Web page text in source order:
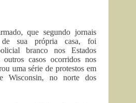
que segundo jornais
de sua própria casa, foi
branco nos Estados
casos ocorridos nos
uma série de protestos em
Wisconsin, no norte dos